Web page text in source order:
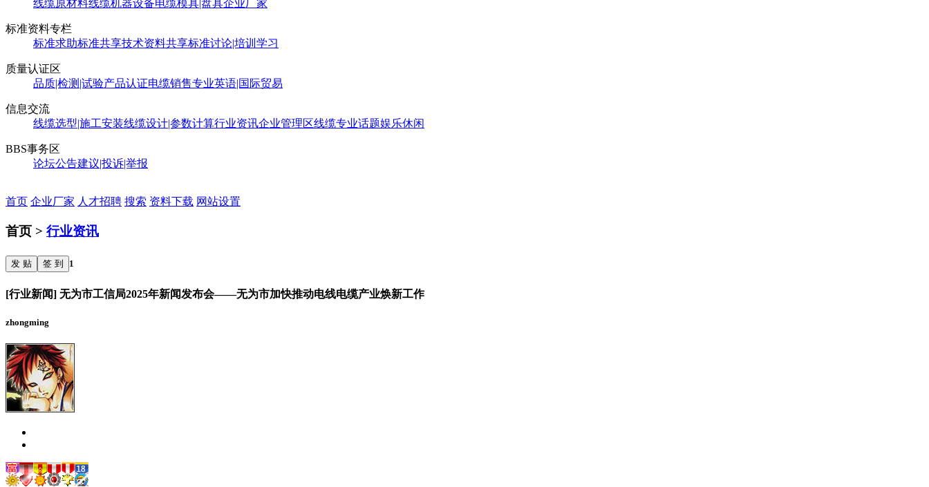
线缆原材料线缆机器设备电缆模具|盘具企业厂家
标准资料专栏
标准求助标准共享技术资料共享标准讨论|培训学习
质量认证区
品质|检测|试验产品认证电缆销售专业英语|国际贸易
信息交流
线缆选型|施工安装线缆设计|参数计算行业资讯企业管理区线缆专业话题娱乐休闲
BBS事务区
论坛公告建议|投诉|举报
首页 企业厂家 人才招聘 搜索 资料下载 网站设置
首页 > 行业资讯
发 贴 签 到 1
[行业新闻] 无为市工信局2025年新闻发布会——无为市加快推动电线电缆产业焕新工作
zhongming